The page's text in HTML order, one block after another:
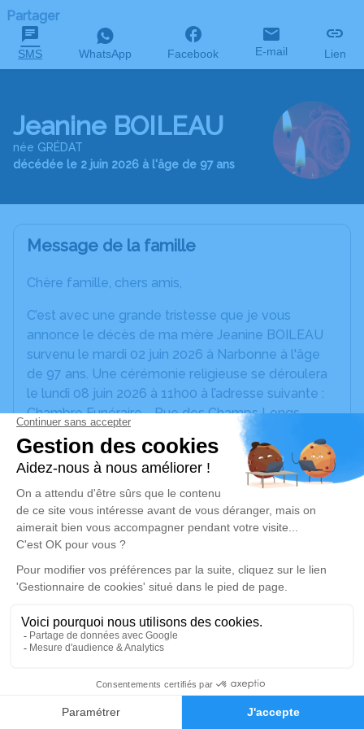
Faire-part Hommages
Partager
SMS WhatsApp Facebook E-mail Lien
Jeanine BOILEAU
née GRÉDAT
décédée le 2 juin 2026 à l'âge de 97 ans
Message de la famille
Chère famille, chers amis,
C’est avec une grande tristesse que je vous
annonce le décès de ma mère Jeanine BOILEAU
survenu le mardi 02 juin 2026 à Narbonne à l'âge
de 97 ans. Une cérémonie religieuse se déroulera
le lundi 08 juin 2026 à 11h00 à l’adresse suivante :
Chambre Funéraire - Rue des Champs Longs -
11510 Caves. La cérémonie civile se déroulera le
lundi 08 juin 2026 à 16h30 à l’adresse suivante :
Crématorium de Canet-en-Roussillon - 196
Avenue de Perpignan - 66140 Canet-en-
Roussillon. L'inhumation de l'urne aura lieu au
columbarium du cimetière de Fitou - 29 rue Gilbert
Salamo - le mardi 09 juin 2026 à 17H00.
Je vous invite à utiliser cet espace pour partager
vos pensées par les supports de votre choix. Cet
endroit est un lieu d'expression dédié à honorer la
liens familiaux et amicaux.